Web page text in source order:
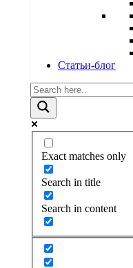
Статьи-блог
Exact matches only
Search in title
Search in content